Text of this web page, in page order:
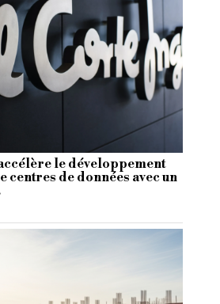
le développement
centres de données avec un